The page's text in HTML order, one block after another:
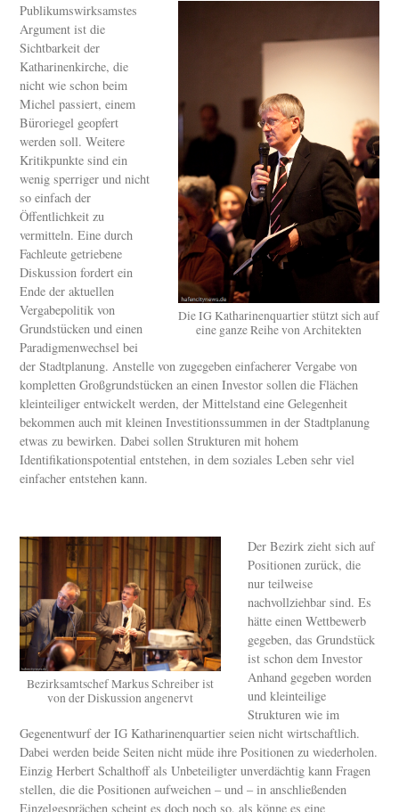
Die IG Katharinenquartier stützt sich auf
eine ganze Reihe von Architekten
Publikumswirksamstes
Argument ist die
Sichtbarkeit der
Katharinenkirche, die
nicht wie schon beim
Michel passiert, einem
Büroriegel geopfert
werden soll. Weitere
Kritikpunkte sind ein
wenig sperriger und nicht
so einfach der
Öffentlichkeit zu
vermitteln. Eine durch
Fachleute getriebene
Diskussion fordert ein
Ende der aktuellen
Vergabepolitik von
Grundstücken und einen
Paradigmenwechsel bei
der Stadtplanung. Anstelle von zugegeben einfacherer Vergabe von
kompletten Großgrundstücken an einen Investor sollen die Flächen
kleinteiliger entwickelt werden, der Mittelstand eine Gelegenheit
bekommen auch mit kleinen Investitionssummen in der Stadtplanung
etwas zu bewirken. Dabei sollen Strukturen mit hohem
Identifikationspotential entstehen, in dem soziales Leben sehr viel
einfacher entstehen kann.
Bezirksamtschef Markus Schreiber ist
von der Diskussion angenervt
Der Bezirk zieht sich auf
Positionen zurück, die
nur teilweise
nachvollziehbar sind. Es
hätte einen Wettbewerb
gegeben, das Grundstück
ist schon dem Investor
Anhand gegeben worden
und kleinteilige
Strukturen wie im
Gegenentwurf der IG Katharinenquartier seien nicht wirtschaftlich.
Dabei werden beide Seiten nicht müde ihre Positionen zu wiederholen.
Einzig Herbert Schalthoff als Unbeteiligter unverdächtig kann Fragen
stellen, die die Positionen aufweichen – und – in anschließenden
Einzelgesprächen scheint es doch noch so, als könne es eine